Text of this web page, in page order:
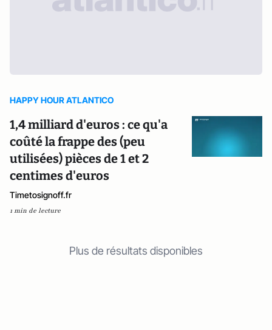
HAPPY HOUR ATLANTICO
1,4 milliard d'euros : ce qu'a
coûté la frappe des (peu
utilisées) pièces de 1 et 2
centimes d'euros
Timetosignoff.fr
1 min de lecture
Plus de résultats disponibles